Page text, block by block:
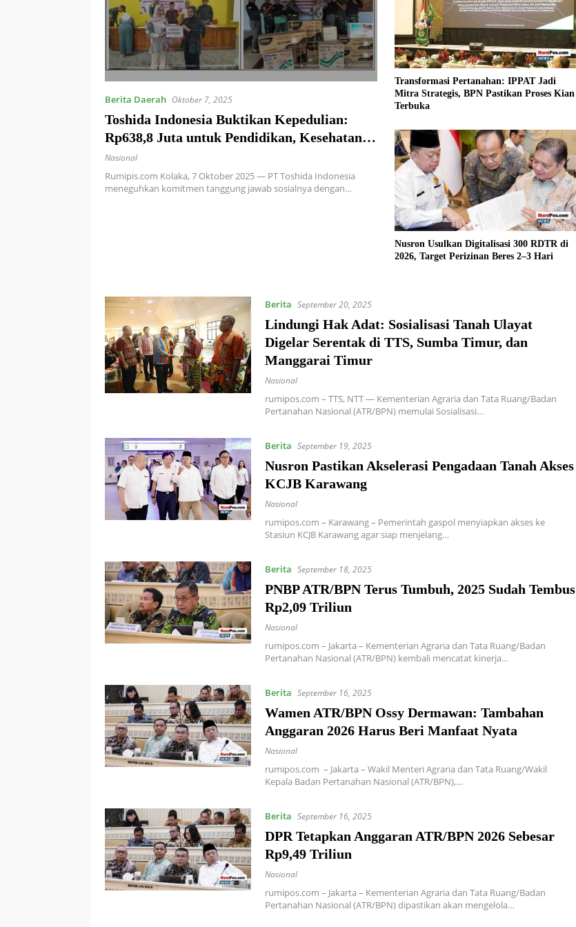
Berita Daerah Oktober 7, 2025
Toshida Indonesia Buktikan Kepedulian:
Rp638,8 Juta untuk Pendidikan, Kesehatan,
dan UMKM Masyarakat Tambang
Nasional
Rumipis.com Kolaka, 7 Oktober 2025 — PT Toshida Indonesia
meneguhkan komitmen tanggung jawab sosialnya dengan…
Transformasi Pertanahan: IPPAT Jadi
Mitra Strategis, BPN Pastikan Proses Kian
Terbuka
Nusron Usulkan Digitalisasi 300 RDTR di
2026, Target Perizinan Beres 2–3 Hari
Berita September 20, 2025
Lindungi Hak Adat: Sosialisasi Tanah Ulayat
Digelar Serentak di TTS, Sumba Timur, dan
Manggarai Timur
Nasional
rumipos.com – TTS, NTT — Kementerian Agraria dan Tata Ruang/Badan
Pertanahan Nasional (ATR/BPN) memulai Sosialisasi…
Berita September 19, 2025
Nusron Pastikan Akselerasi Pengadaan Tanah Akses
KCJB Karawang
Nasional
rumipos.com – Karawang – Pemerintah gaspol menyiapkan akses ke
Stasiun KCJB Karawang agar siap menjelang…
Berita September 18, 2025
PNBP ATR/BPN Terus Tumbuh, 2025 Sudah Tembus
Rp2,09 Triliun
Nasional
rumipos.com – Jakarta – Kementerian Agraria dan Tata Ruang/Badan
Pertanahan Nasional (ATR/BPN) kembali mencatat kinerja…
Berita September 16, 2025
Wamen ATR/BPN Ossy Dermawan: Tambahan
Anggaran 2026 Harus Beri Manfaat Nyata
Nasional
rumipos.com – Jakarta – Wakil Menteri Agraria dan Tata Ruang/Wakil
Kepala Badan Pertanahan Nasional (ATR/BPN),…
Berita September 16, 2025
DPR Tetapkan Anggaran ATR/BPN 2026 Sebesar
Rp9,49 Triliun
Nasional
rumipos.com – Jakarta – Kementerian Agraria dan Tata Ruang/Badan
Pertanahan Nasional (ATR/BPN) dipastikan akan mengelola…